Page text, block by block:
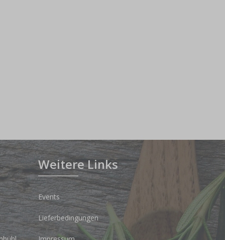
Weitere Links
Events
Lieferbedingungen